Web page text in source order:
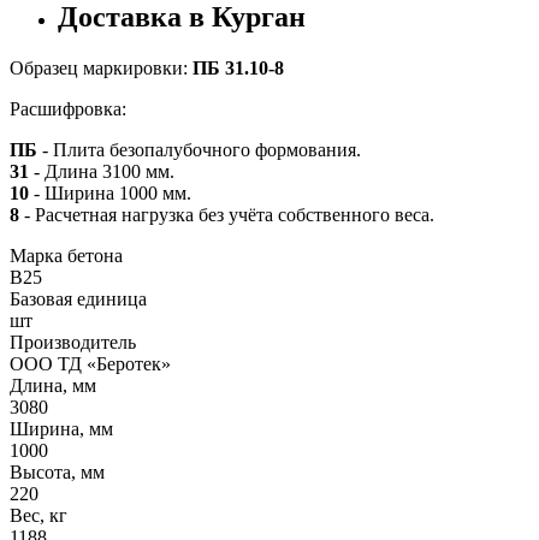
Доставка в Курган
Образец маркировки: ПБ 31.10-8
Расшифровка:
ПБ - Плита безопалубочного формования.
31 - Длина 3100 мм.
10 - Ширина 1000 мм.
8 - Расчетная нагрузка без учёта собственного веса.
Марка бетона
B25
Базовая единица
шт
Производитель
ООО ТД «Беротек»
Длина, мм
3080
Ширина, мм
1000
Высота, мм
220
Вес, кг